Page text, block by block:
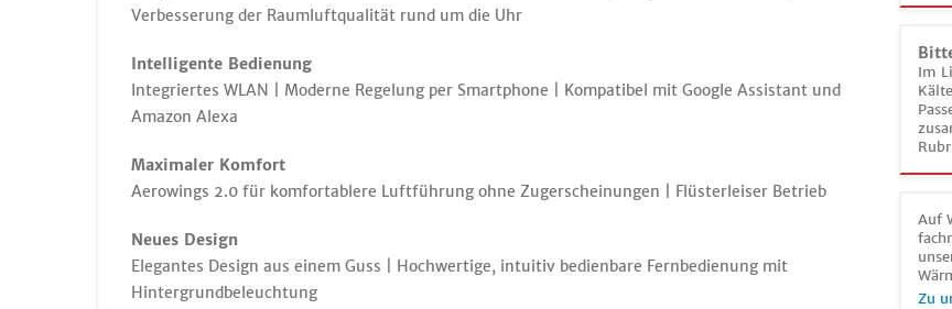
Im
Auf
Zu
Verbesserung der Raumluftqualität rund um die Uhr
Intelligente Bedienung
Integriertes WLAN | Moderne Regelung per Smartphone | Kompatibel mit Google Assistant und
Amazon Alexa
Maximaler Komfort
Aerowings 2.0 für komfortablere Luftführung ohne Zugerscheinungen | Flüsterleiser Betrieb
Neues Design
Elegantes Design aus einem Guss | Hochwertige, intuitiv bedienbare Fernbedienung mit
Hintergrundbeleuchtung